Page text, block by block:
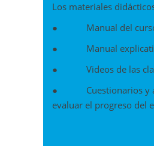
Los materiales
● Manual del curso:
● Manual explicativo
● Videos de las
● Cuestionarios y
evaluar el progreso del